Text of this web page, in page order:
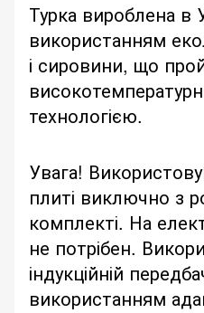
Турка вироблена в
використанням
і сировини, що
технологією.
Увага!
плиті виключно з
комплекті. На
не потрібен.
індукційній
використанням